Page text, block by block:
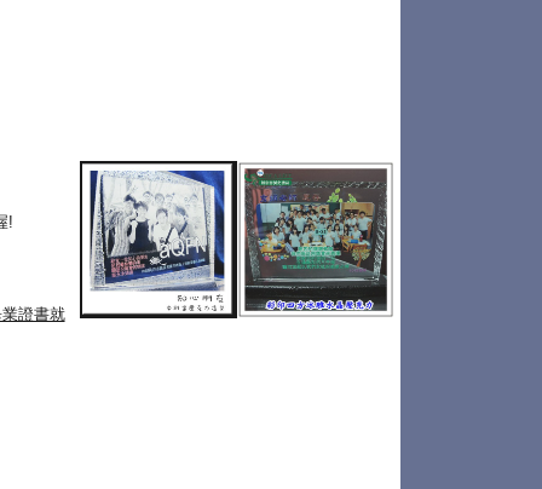
!
證書就